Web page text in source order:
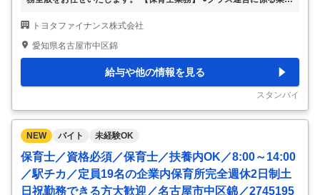
脱の介助 ・日々の遊びの提供 ・指導計画（月案、週案、日案）の作
成 ・個別経過記録の作成 ・保護者様対応・・・等 ー【お仕事先情
2019年4月 【おすすめポイント】 ・近くに大きな公園があり、自然
を感じられる場所にある施設で す！ ・時間固定の相談もできるの
で、 決まった時間に働きたい方にも おすすめです！ ・経験の浅い方
やブランク…
トヨタファイナンス株式会社
愛知県名古屋市中区錦
給与や他の情報を見る
スタンバイ
NEW バイト 未経験OK
保育士／資格必須／保育士／扶養内OK／8:00～14:00
／駅チカ／定員19名の企業内保育所完全週休2日制土
日祝勤務できる方大歓迎／名古屋市中区錦／2745195